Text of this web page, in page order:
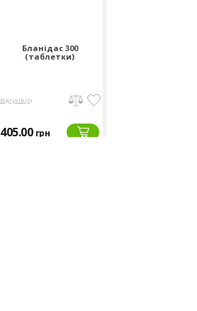
Бланідас 300
(таблетки)
Відгуків (3)
405.00 грн